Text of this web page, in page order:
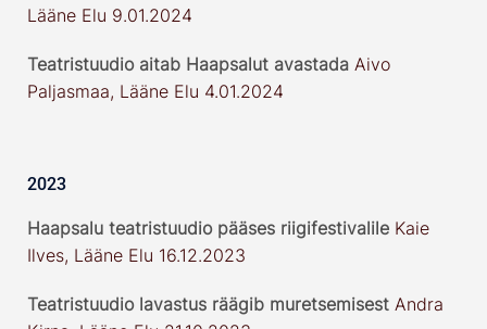
Lääne Elu 9.01.2024
Teatristuudio aitab Haapsalut avastada Aivo
Paljasmaa, Lääne Elu 4.01.2024
2023
Haapsalu teatristuudio pääses riigifestivalile Kaie
Ilves, Lääne Elu 16.12.2023
Teatristuudio lavastus räägib muretsemisest Andra